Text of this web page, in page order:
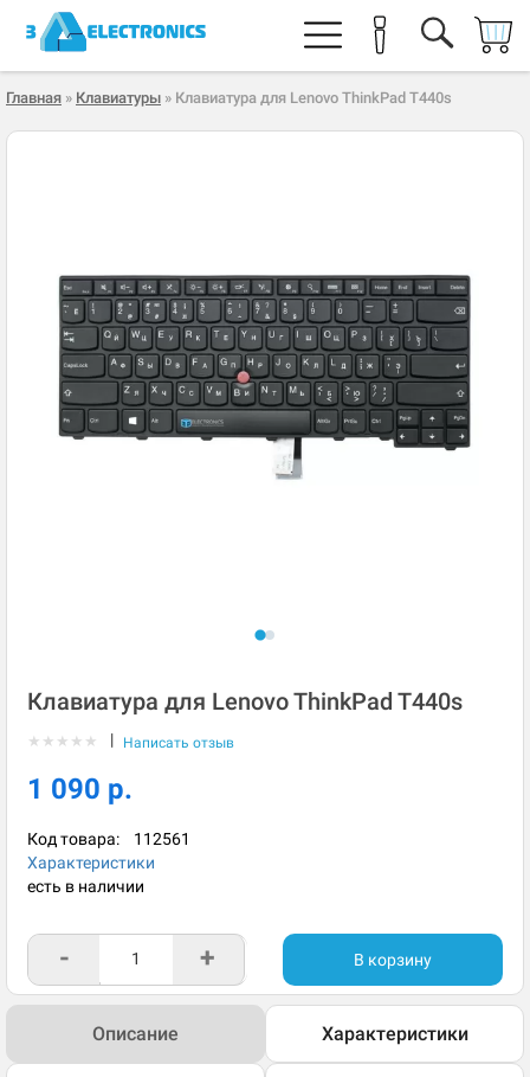
Главная » Клавиатуры » Клавиатура для Lenovo ThinkPad T440s
Клавиатура для Lenovo ThinkPad T440s
★ ★ ★ ★ ★ | Написать отзыв
1 090 р.
Код товара: 112561
Характеристики
есть в наличии
- + В корзину
Описание Характеристики